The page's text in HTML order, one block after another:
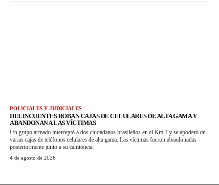
POLICIALES Y JUDICIALES
DELINCUENTES ROBAN CAJAS DE CELULARES DE ALTA GAMA Y
ABANDONAN A LAS VÍCTIMAS
Un grupo armado interceptó a dos ciudadanos brasileños en el Km 4 y se apoderó de
varias cajas de teléfonos celulares de alta gama. Las víctimas fueron abandonadas
posteriormente junto a su camioneta.
4 de agosto de 2026